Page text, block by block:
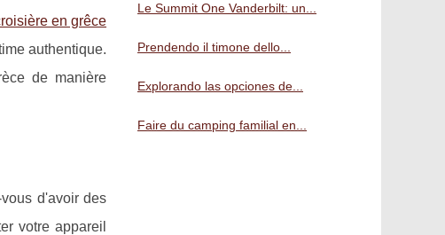
en grêce
authentique.
de manière
d'avoir des
votre appareil
Le Summit One Vanderbilt: un...
Prendendo il timone dello...
Explorando las opciones de...
Faire du camping familial en...